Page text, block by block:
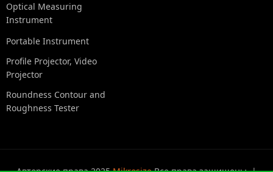
Optical Measuring
Instrument
Portable Instrument
Profile Projector, Video
Projector
Roundness Contour and
Roughness Tester